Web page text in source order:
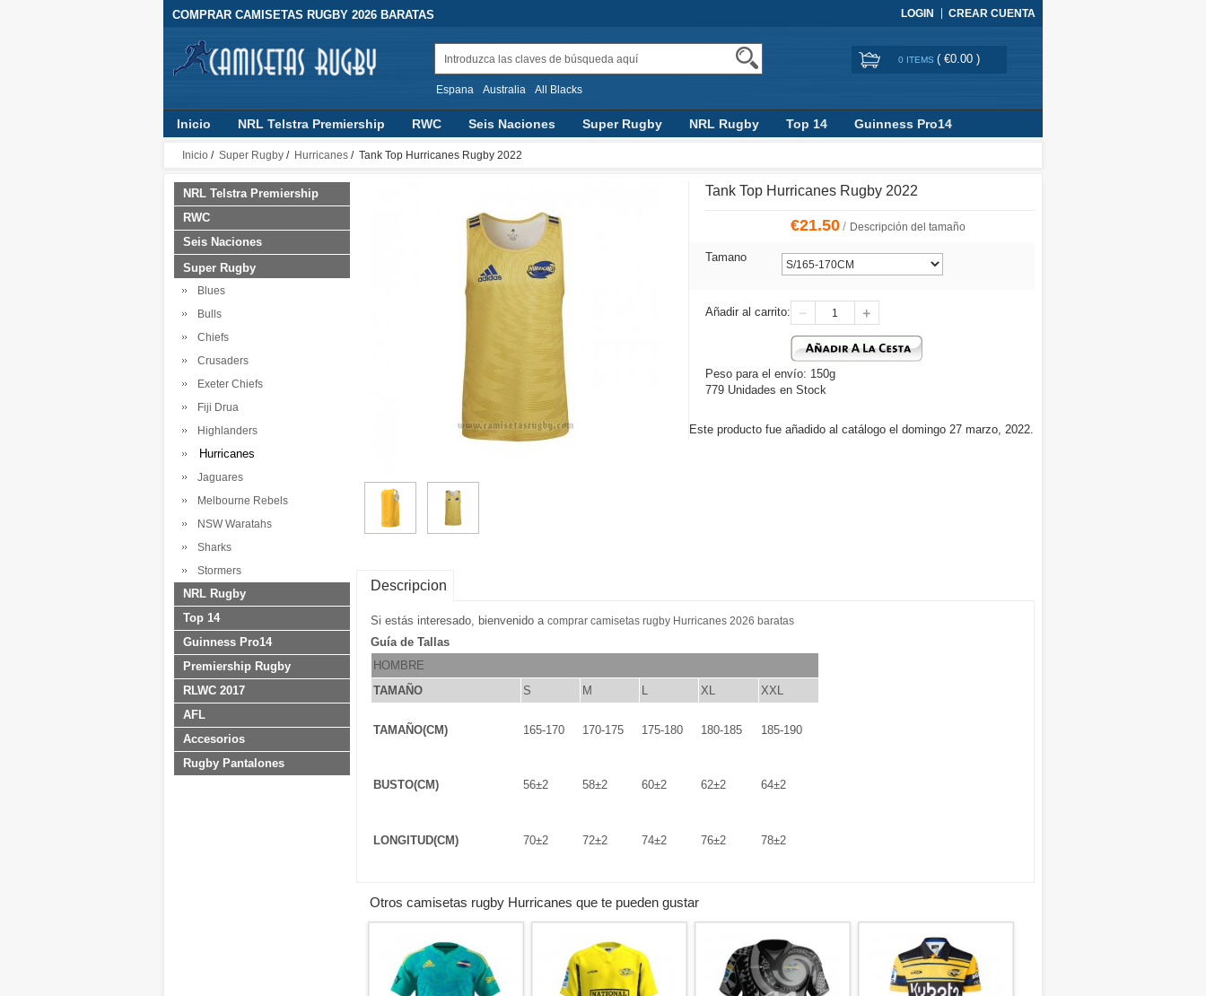
COMPRAR CAMISETAS RUGBY 2026 BARATAS LOGIN CREAR CUENTA
Espana Australia All Blacks
0 ITEMS ( €0.00 )
Inicio NRL Telstra Premiership RWC Seis Naciones Super Rugby NRL Rugby Top 14
Guinness Pro14
Premiership Rugby
RLWC 2017 AFL Accesorios
Inicio / Super Rugby / Hurricanes / Tank Top Hurricanes Rugby 2022
NRL Telstra Premiership
RWC
Seis Naciones
Super Rugby
Blues
Bulls
Chiefs
Crusaders
Exeter Chiefs
Fiji Drua
Highlanders
Hurricanes
Jaguares
Melbourne Rebels
NSW Waratahs
Sharks
Stormers
NRL Rugby
Top 14
Guinness Pro14
Premiership Rugby
RLWC 2017
AFL
Accesorios
Rugby Pantalones
Tank Top Hurricanes Rugby 2022
€21.50/ Descripción del tamaño
Tamano
Añadir al carrito:
Peso para el envío: 150g
779 Unidades en Stock
Este producto fue añadido al catálogo el domingo 27 marzo, 2022.
Descripcion
Si estás interesado, bienvenido a comprar camisetas rugby Hurricanes 2026 baratas
Guía de Tallas
HOMBRE
TAMAÑO
S M L XL XXL
TAMAÑO(CM) 165-170 170-175 175-180 180-185 185-190
BUSTO(CM) 56±2 58±2 60±2 62±2 64±2
LONGITUD(CM) 70±2 72±2 74±2 76±2 78±2
Otros camisetas rugby Hurricanes que te pueden gustar